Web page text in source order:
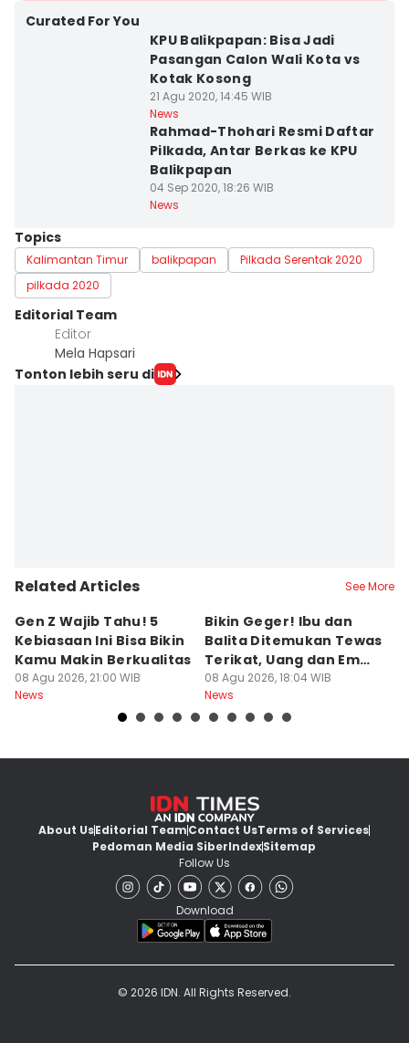
Curated For You
KPU Balikpapan: Bisa Jadi
Pasangan Calon Wali Kota vs
Kotak Kosong
21 Agu 2020, 14:45 WIB
News
Rahmad-Thohari Resmi Daftar
Pilkada, Antar Berkas ke KPU
Balikpapan
04 Sep 2020, 18:26 WIB
News
Topics
Kalimantan Timur balikpapan
Pilkada Serentak 2020
pilkada 2020
Editorial Team
Editor
Mela Hapsari
Tonton lebih seru di
Related Articles See More
Gen Z Wajib Tahu! 5
Kebiasaan Ini Bisa Bikin
Kamu Makin Berkualitas
08 Agu 2026, 21:00 WIB
News
Bikin Geger! Ibu dan
Balita Ditemukan Tewas
Terikat, Uang dan Emas
Hilang
08 Agu 2026, 18:04 WIB
News
About UsEditorial TeamContact UsTerms of Services
Pedoman Media SiberIndexSitemap
Follow Us
Download
© 2026 IDN. All Rights Reserved.